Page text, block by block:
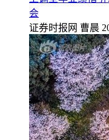
会
证券时报网 曹晨